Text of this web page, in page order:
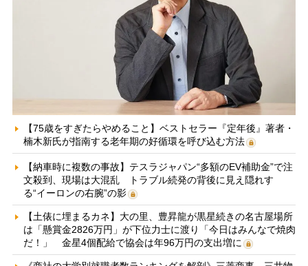
【75歳をすぎたらやめること】ベストセラー『定年後』著者・
楠木新氏が指南する老年期の好循環を呼び込む方法
【納車時に複数の事故】テスラジャパン“多額のEV補助金”で注
文殺到、現場は大混乱 トラブル続発の背後に見え隠れす
る“イーロンの右腕”の影
【土俵に埋まるカネ】大の里、豊昇龍が黒星続きの名古屋場所
は「懸賞金2826万円」が下位力士に渡り「今日はみんなで焼肉
だ！」 金星4個配給で協会は年96万円の支出増に